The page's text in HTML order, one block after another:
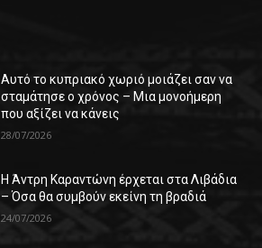
Αυτό το κυπριακό χωριό μοιάζει σαν να
σταμάτησε ο χρόνος – Μια μονοήμερη
που αξίζει να κάνεις
28/07/2026
Η Άντρη Καραντώνη έρχεται στα Λιβάδια
– Όσα θα συμβούν εκείνη τη βραδιά
24/07/2026